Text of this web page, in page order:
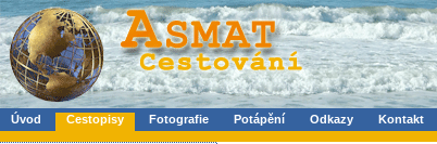
Úvod Cestopisy Fotografie Potápění Odkazy Kontakt